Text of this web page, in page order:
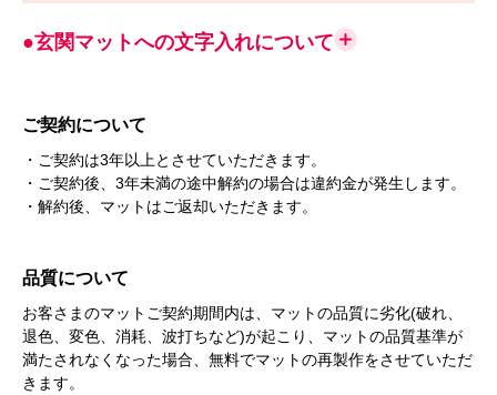
●玄関マットへの文字入れについて
ご契約について
・ご契約は3年以上とさせていただきます。
・ご契約後、3年未満の途中解約の場合は違約金が発生します。
・解約後、マットはご返却いただきます。
品質について
お客さまのマットご契約期間内は、マットの品質に劣化(破れ、
退色、変色、消耗、波打ちなど)が起こり、マットの品質基準が
満たされなくなった場合、無料でマットの再製作をさせていただ
きます。